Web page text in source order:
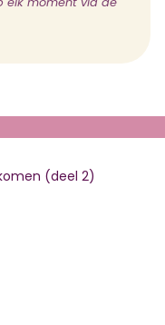
(deel 2)